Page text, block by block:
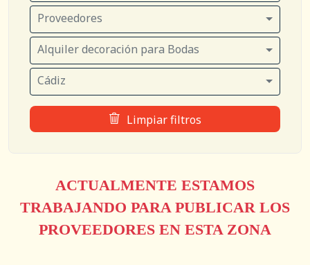
Proveedores
Alquiler decoración para Bodas
Cádiz
Limpiar filtros
ACTUALMENTE ESTAMOS
TRABAJANDO PARA PUBLICAR LOS
PROVEEDORES EN ESTA ZONA